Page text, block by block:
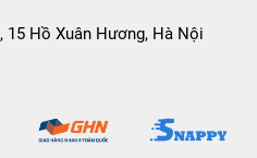
15 Hồ Xuân Hương, Hà Nội